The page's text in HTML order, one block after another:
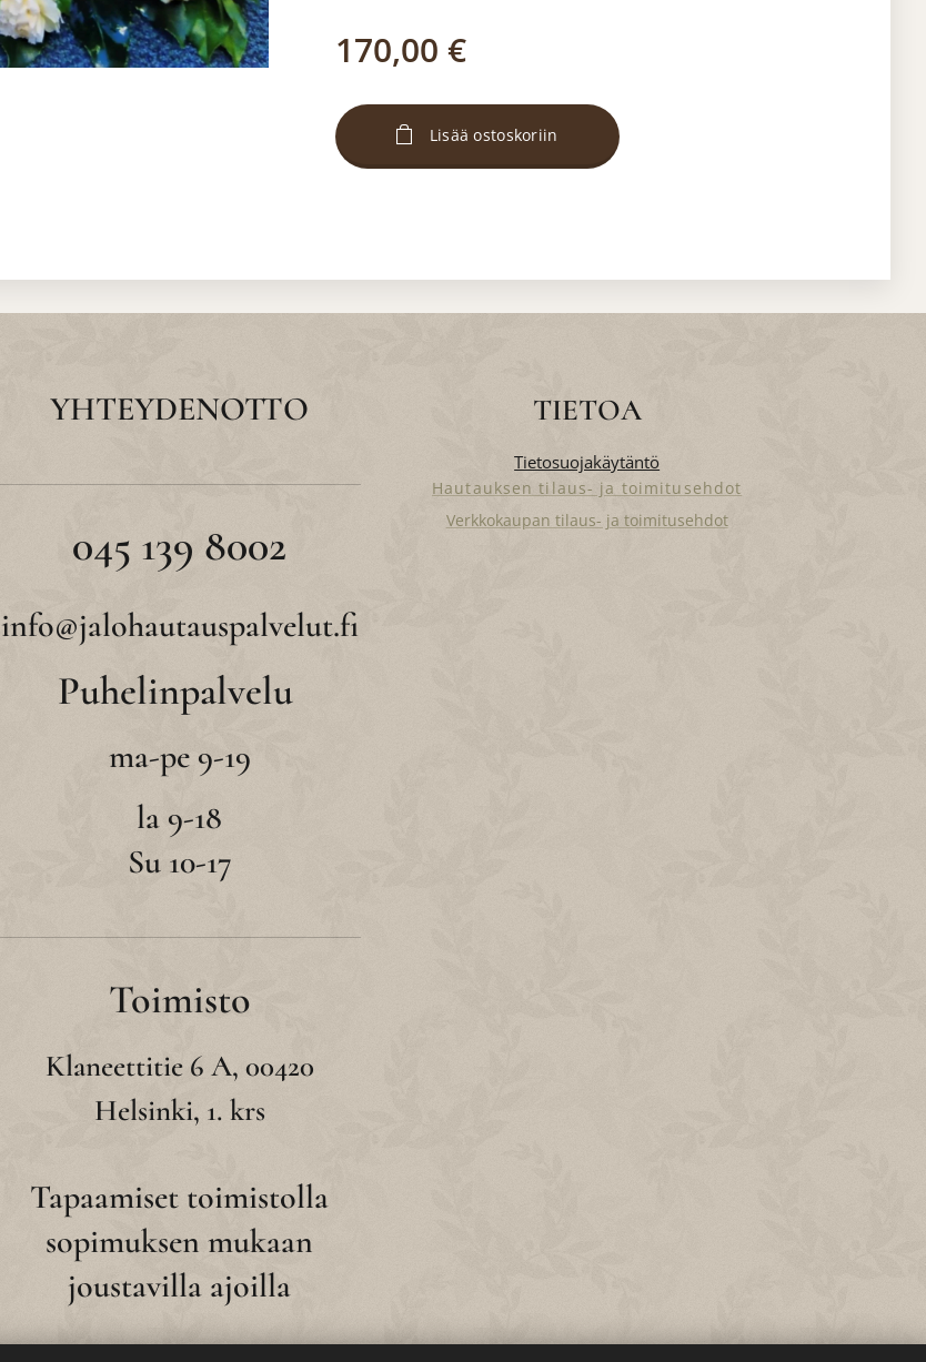
170,00 €
Lisää ostoskoriin
YHTEYDENOTTO
045 139 8002
info@jalohautauspalvelut.fi
Puhelinpalvelu
ma-pe 9-19
la 9-18
Su 10-17
Toimisto
Klaneettitie 6 A, 00420
Helsinki, 1. krs
Tapaamiset toimistolla
sopimuksen mukaan
joustavilla ajoilla
TIETOA
Tietosuojakäytäntö
Hautauksen tilaus- ja toimitusehdot
Verkkokaupan tilaus- ja toimitusehdot